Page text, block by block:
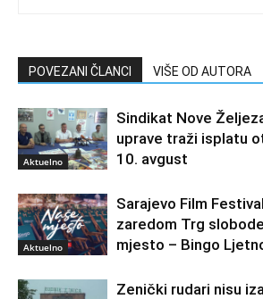
POVEZANI ČLANCI VIŠE OD AUTORA
Aktuelno
Sindikat Nove
uprave traži isplatu
10. avgust
Aktuelno
Sarajevo Film
zaredom Trg
mjesto – Bingo
Zenički rudari nisu